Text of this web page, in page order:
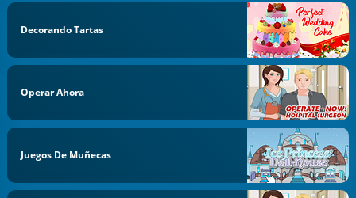
Decorando Tartas
Operar Ahora
Juegos De Muñecas